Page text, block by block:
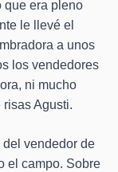
que era pleno
le llevé el
a unos
los vendedores
ni mucho
risas Agusti.
vendedor de
el campo. Sobre